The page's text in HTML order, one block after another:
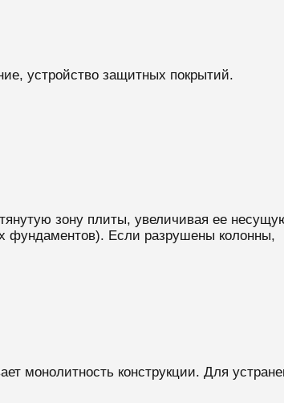
устройство защитных покрытий.
зону плиты, увеличивая ее
фундаментов). Если разрушены колонны,
монолитность конструкции. Для